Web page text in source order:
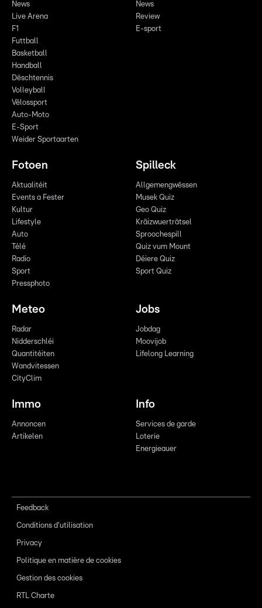
News
Live Arena
F1
Futtball
Basketball
Handball
Dëschtennis
Volleyball
Vëlossport
Auto-Moto
E-Sport
Weider Sportaarten
News
Review
E-sport
Fotoen
Aktualitéit
Events a Fester
Kultur
Lifestyle
Auto
Télé
Radio
Sport
Pressphoto
Spilleck
Allgemengwëssen
Musek Quiz
Geo Quiz
Kräizwuerträtsel
Sproochespill
Quiz vum Mount
Déiere Quiz
Sport Quiz
Meteo
Radar
Nidderschléi
Quantitéiten
Wandvitessen
CityClim
Jobs
Jobdag
Moovijob
Lifelong Learning
Immo
Annoncen
Artikelen
Info
Services de garde
Loterie
Energieauer
Feedback
Conditions d'utilisation
Privacy
Politique en matière de cookies
Gestion des cookies
RTL Charte